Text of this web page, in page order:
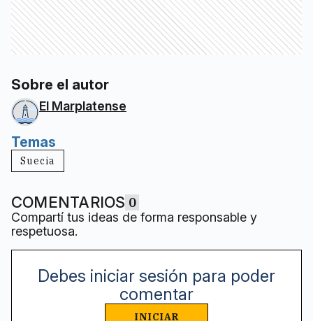
Sobre el autor
El Marplatense
Temas
Suecia
COMENTARIOS 0
Compartí tus ideas de forma responsable y
respetuosa.
Debes iniciar sesión para poder
comentar
INICIAR